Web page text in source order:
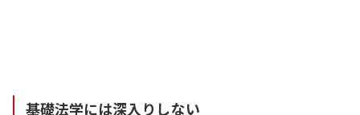
基礎法学には深入りしない